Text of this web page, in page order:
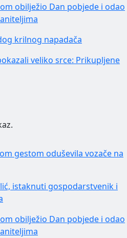
obilježio Dan pobjede i odao
krilnog napadača
veliko srce: Prikupljene
gestom oduševila vozače na
istaknuti gospodarstvenik i
obilježio Dan pobjede i odao